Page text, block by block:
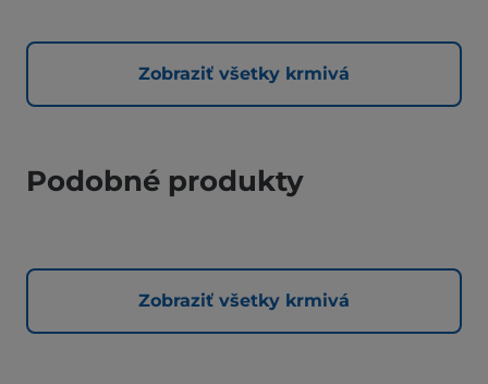
Zobraziť všetky krmivá
Podobné produkty
Zobraziť všetky krmivá